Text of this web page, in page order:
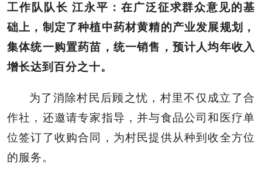
工作队队长 江永平：在广泛征求群众意见的基
础上，制定了种植中药材黄精的产业发展规划，
集体统一购置药苗，统一销售，预计人均年收入
增长达到百分之十。
为了消除村民后顾之忧，村里不仅成立了合
作社，还邀请专家指导，并与食品公司和医疗单
位签订了收购合同，为村民提供从种到收全方位
的服务。